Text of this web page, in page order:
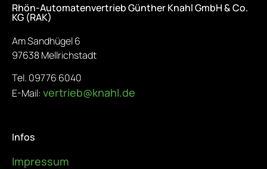
Rhön-Automatenvertrieb Günther Knahl GmbH & Co.
KG (RAK)
Am Sandhügel 6
97638 Mellrichstadt
Tel. 09776 6040
E-Mail: vertrieb@knahl.de
Infos
Impressum